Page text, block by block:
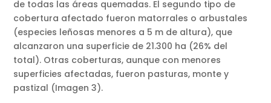
de todas las áreas quemadas. El segundo tipo de
cobertura afectado fueron matorrales o arbustales
(especies leñosas menores a 5 m de altura), que
alcanzaron una superficie de 21.300 ha (26% del
total). Otras coberturas, aunque con menores
superficies afectadas, fueron pasturas, monte y
pastizal (Imagen 3).